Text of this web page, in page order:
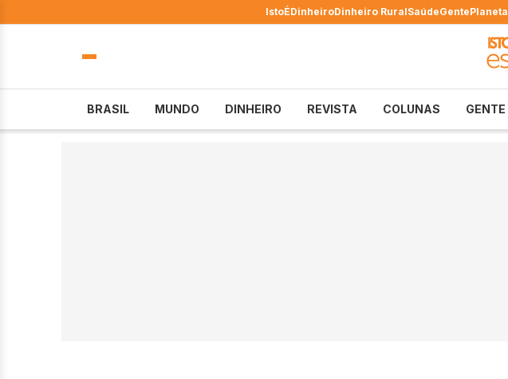
IstoÉDinheiroDinheiro RuralSaúdeGentePlaneta
BRASIL MUNDO DINHEIRO REVISTA COLUNAS GENTE